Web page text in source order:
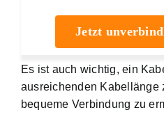
Jetzt
Es ist auch wichtig, ein
ausreichenden Kabellänge
bequeme Verbindung zu